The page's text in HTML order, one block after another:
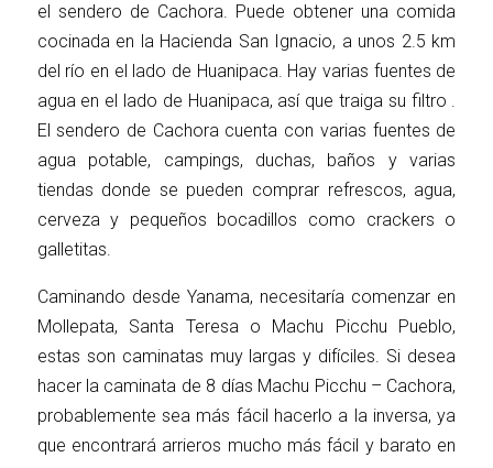
el sendero de Cachora. Puede obtener una comida
cocinada en la Hacienda San Ignacio, a unos 2.5 km
del río en el lado de Huanipaca. Hay varias fuentes de
agua en el lado de Huanipaca, así que traiga su filtro .
El sendero de Cachora cuenta con varias fuentes de
agua potable, campings, duchas, baños y varias
tiendas donde se pueden comprar refrescos, agua,
cerveza y pequeños bocadillos como crackers o
galletitas.
Caminando desde Yanama, necesitaría comenzar en
Mollepata, Santa Teresa o Machu Picchu Pueblo,
estas son caminatas muy largas y difíciles. Si desea
hacer la caminata de 8 días Machu Picchu – Cachora,
probablemente sea más fácil hacerlo a la inversa, ya
que encontrará arrieros mucho más fácil y barato en